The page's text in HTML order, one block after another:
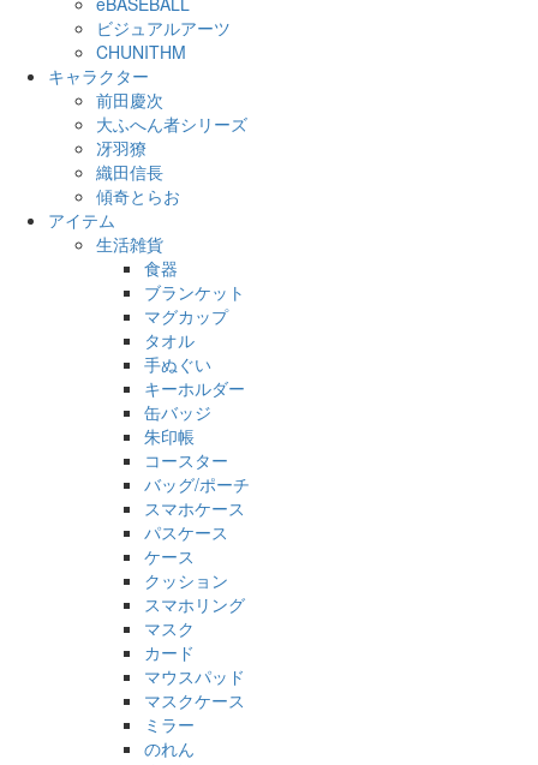
ビジュアルアーツ
CHUNITHM
キャラクター
前田慶次
大ふへん者シリーズ
冴羽獠
織田信長
傾奇とらお
アイテム
生活雑貨
食器
ブランケット
マグカップ
タオル
手ぬぐい
キーホルダー
缶バッジ
朱印帳
コースター
バッグ/ポーチ
スマホケース
パスケース
ケース
クッション
スマホリング
マスク
カード
マウスパッド
マスクケース
ミラー
のれん